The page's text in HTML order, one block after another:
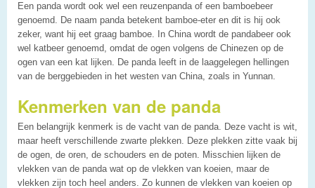
Een panda wordt ook wel een reuzenpanda of een bamboebeer
genoemd. De naam panda betekent bamboe-eter en dit is hij ook
zeker, want hij eet graag bamboe. In China wordt de pandabeer ook
wel katbeer genoemd, omdat de ogen volgens de Chinezen op de
ogen van een kat lijken. De panda leeft in de laaggelegen hellingen
van de berggebieden in het westen van China, zoals in Yunnan.
Kenmerken van de panda
Een belangrijk kenmerk is de vacht van de panda. Deze vacht is wit,
maar heeft verschillende zwarte plekken. Deze plekken zitte vaak bij
de ogen, de oren, de schouders en de poten. Misschien lijken de
vlekken van de panda wat op de vlekken van koeien, maar de
vlekken zijn toch heel anders. Zo kunnen de vlekken van koeien op